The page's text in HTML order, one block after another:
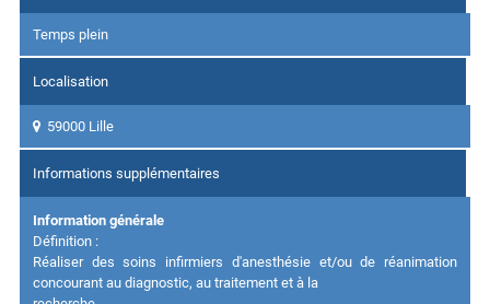
Temps plein
Localisation
59000 Lille
Informations supplémentaires
Information générale
Définition:
Réaliser des soins infirmiers d'anesthésie et/ou de réanimation
concourant au diagnostic, au traitement et à la